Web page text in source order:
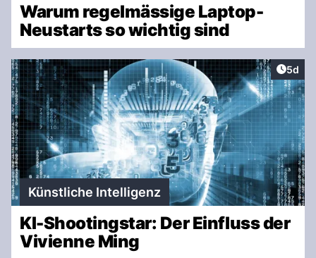
Warum regelmässige Laptop-
Neustarts so wichtig sind
5d
Künstliche Intelligenz
KI-Shootingstar: Der Einfluss der
Vivienne Ming